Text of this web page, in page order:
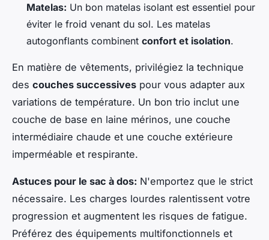
Matelas: Un bon matelas isolant est essentiel pour
éviter le froid venant du sol. Les matelas
autogonflants combinent confort et isolation.
En matière de vêtements, privilégiez la technique
des couches successives pour vous adapter aux
variations de température. Un bon trio inclut une
couche de base en laine mérinos, une couche
intermédiaire chaude et une couche extérieure
imperméable et respirante.
Astuces pour le sac à dos: N'emportez que le strict
nécessaire. Les charges lourdes ralentissent votre
progression et augmentent les risques de fatigue.
Préférez des équipements multifonctionnels et